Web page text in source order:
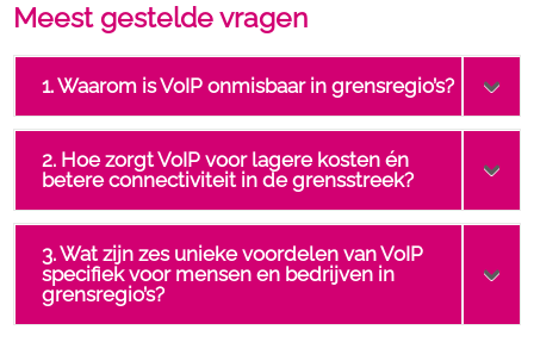
Meest gestelde vragen
1. Waarom is VoIP onmisbaar in grensregio’s?
2. Hoe zorgt VoIP voor lagere kosten én
betere connectiviteit in de grensstreek?
3. Wat zijn zes unieke voordelen van VoIP
specifiek voor mensen en bedrijven in
grensregio’s?